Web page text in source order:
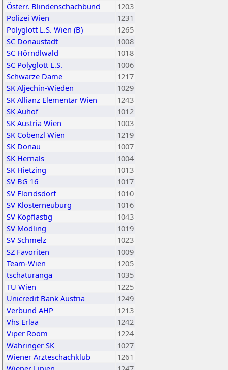
Österr. Blindenschachbund
1203
Polizei Wien
1231
Polyglott L.S. Wien (B)
1265
SC Donaustadt
1008
SC Hörndlwald
1018
SC Polyglott L.S.
1006
Schwarze Dame
1217
SK Aljechin-Wieden
1029
SK Allianz Elementar Wien
1243
SK Auhof
1012
SK Austria Wien
1003
SK Cobenzl Wien
1219
SK Donau
1007
SK Hernals
1004
SK Hietzing
1013
SV BG 16
1017
SV Floridsdorf
1010
SV Klosterneuburg
1016
SV Kopflastig
1043
SV Mödling
1019
SV Schmelz
1023
SZ Favoriten
1009
Team-Wien
1205
tschaturanga
1035
TU Wien
1225
Unicredit Bank Austria
1249
Verbund AHP
1213
Vhs Erlaa
1242
Viper Room
1224
Währinger SK
1027
Wiener Ärzteschachklub
1261